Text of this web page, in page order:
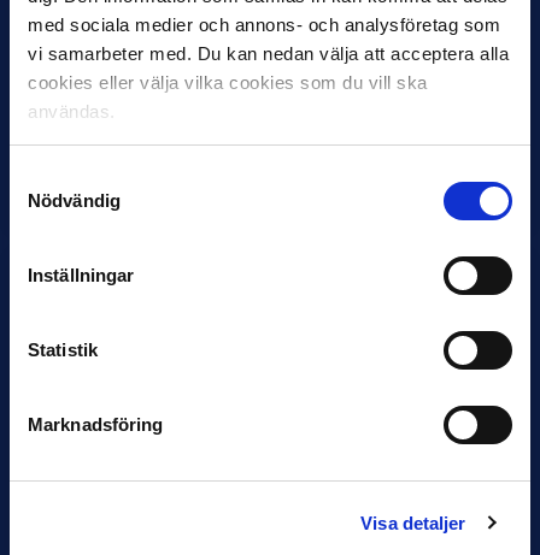
med sociala medier och annons- och analysföretag som
vi samarbeter med. Du kan nedan välja att acceptera alla
cookies eller välja vilka cookies som du vill ska
användas.
Nödvändig
Inställningar
Statistik
Marknadsföring
Visa detaljer
Favorit i repris för Sirius i maj
Samma vinnare som i…
VM-spelare med förflutet i Allsvenskan
och Superettan